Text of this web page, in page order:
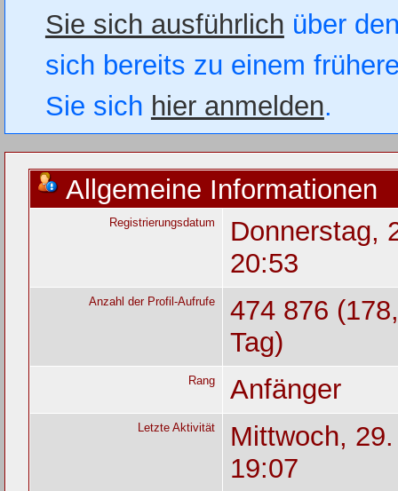
Sie sich ausführlich über
sich bereits zu einem
Sie sich hier anmelden.
Allgemeine Informationen
Registrierungsdatum
Donnerstag,
20:53
Anzahl der Profil-Aufrufe
474 876
Tag)
Rang Anfänger
Letzte Aktivität
Mittwoch,
19:07